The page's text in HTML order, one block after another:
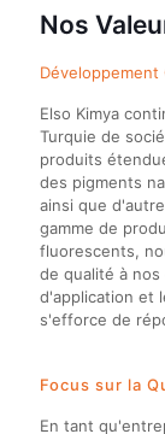
Nos
Développement
Elso Kimya
Turquie de
produits
des pigments
ainsi que
gamme de
fluorescents,
de qualité à
d'application et
s'efforce de
Focus sur la
En tant